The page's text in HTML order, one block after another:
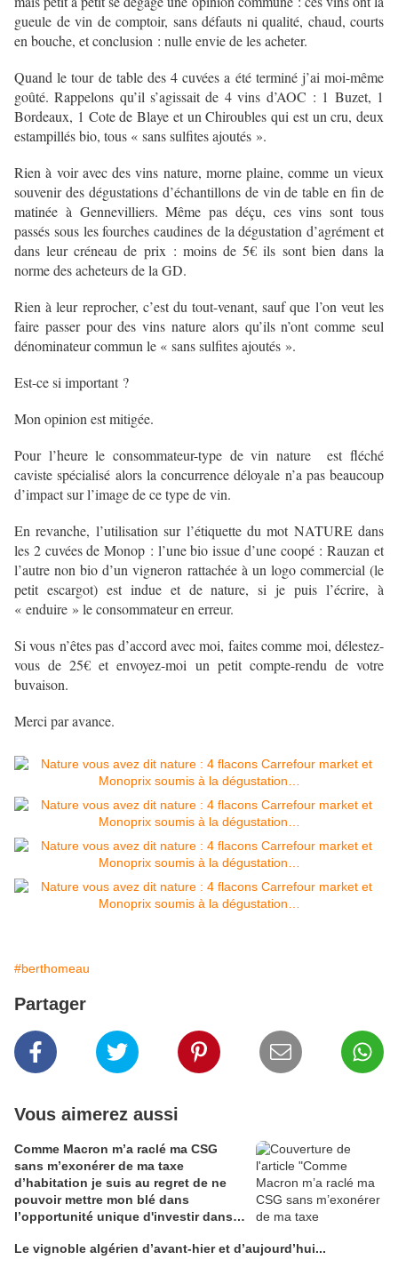
gueule de vin de comptoir, sans défauts ni qualité, chaud, courts
en bouche, et conclusion : nulle envie de les acheter.
Quand le tour de table des 4 cuvées a été terminé j’ai moi-même
goûté. Rappelons qu’il s’agissait de 4 vins d’AOC : 1 Buzet, 1
Bordeaux, 1 Cote de Blaye et un Chiroubles qui est un cru, deux
estampillés bio, tous « sans sulfites ajoutés ».
Rien à voir avec des vins nature, morne plaine, comme un vieux
souvenir des dégustations d’échantillons de vin de table en fin de
matinée à Gennevilliers. Même pas déçu, ces vins sont tous
passés sous les fourches caudines de la dégustation d’agrément et
dans leur créneau de prix : moins de 5€ ils sont bien dans la
norme des acheteurs de la GD.
Rien à leur reprocher, c’est du tout-venant, sauf que l’on veut les
faire passer pour des vins nature alors qu’ils n’ont comme seul
dénominateur commun le « sans sulfites ajoutés ».
Est-ce si important ?
Mon opinion est mitigée.
Pour l’heure le consommateur-type de vin nature est fléché
caviste spécialisé alors la concurrence déloyale n’a pas beaucoup
d’impact sur l’image de ce type de vin.
En revanche, l’utilisation sur l’étiquette du mot NATURE dans
les 2 cuvées de Monop : l’une bio issue d’une coopé : Rauzan et
l’autre non bio d’un vigneron rattachée à un logo commercial (le
petit escargot) est indue et de nature, si je puis l’écrire, à
« enduire » le consommateur en erreur.
Si vous n’êtes pas d’accord avec moi, faites comme moi, délestez-
vous de 25€ et envoyez-moi un petit compte-rendu de votre
buvaison.
Merci par avance.
#berthomeau
Partager
Vous aimerez aussi
Comme Macron m’a raclé ma CSG
sans m’exonérer de ma taxe
d’habitation je suis au regret de ne
pouvoir mettre mon blé dans
l’opportunité unique d'investir dans
Alain Edouard
Le vignoble algérien d’avant-hier et d’aujourd’hui...